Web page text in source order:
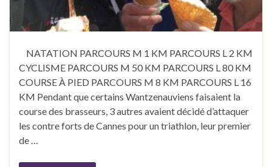
NATATION PARCOURS M 1 KM PARCOURS L 2 KM
CYCLISME PARCOURS M 50 KM PARCOURS L 80 KM
COURSE À PIED PARCOURS M 8 KM PARCOURS L 16
KM Pendant que certains Wantzenauviens faisaient la
course des brasseurs, 3 autres avaient décidé d’attaquer
les contre forts de Cannes pour un triathlon, leur premier
de …